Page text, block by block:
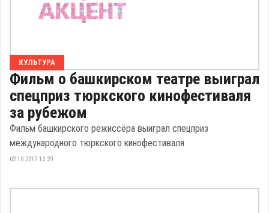
КУЛЬТУРА
Фильм о башкирском театре выиграл
спецприз тюркского кинофестиваля
за рубежом
Фильм башкирского режиссёра выиграл спецприз
международного тюркского кинофестиваля
02.10.2017 12:29